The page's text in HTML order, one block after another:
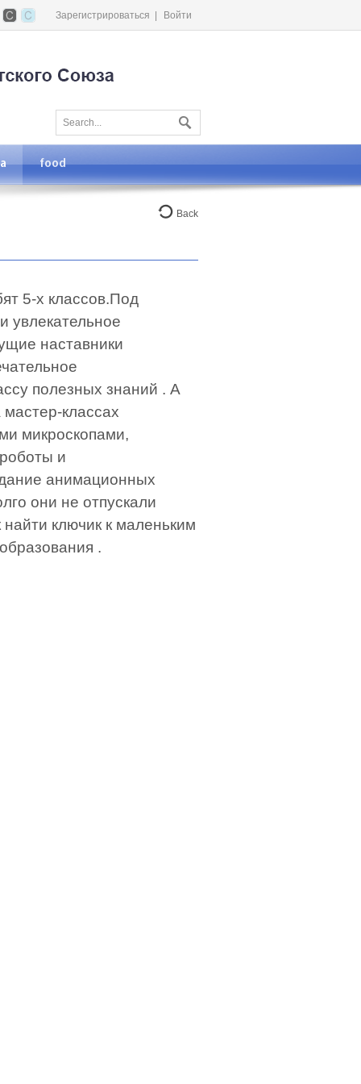
Зарегистрироваться Войти
food
Back
5-х классов.Под
увлекательное
наставники
полезных знаний . А
классах
микроскопами,
и
анимационных
они не отпускали
найти ключик к маленьким
.